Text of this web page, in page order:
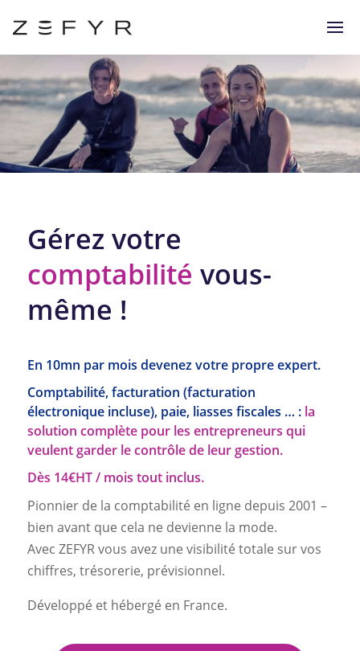
Gérez votre
comptabilité vous-
même !
En 10mn par mois devenez votre propre expert.
Comptabilité, facturation (facturation
électronique incluse), paie, liasses fiscales … : la
solution complète pour les entrepreneurs qui
veulent garder le contrôle de leur gestion.
Dès 14€HT / mois tout inclus.
Pionnier de la comptabilité en ligne depuis 2001 –
bien avant que cela ne devienne la mode.
Avec ZEFYR vous avez une visibilité totale sur vos
chiffres, trésorerie, prévisionnel.
Développé et hébergé en France.